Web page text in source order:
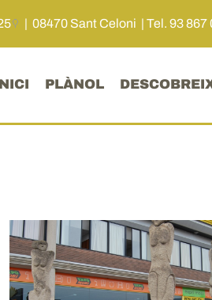
| 08470 Sant Celoni | Tel. 93 867
PLÀNOL